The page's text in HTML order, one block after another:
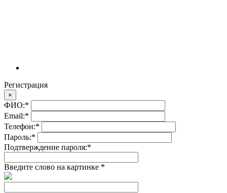
Регистрация
×
ФИО:*
Email:*
Телефон:*
Пароль:*
Подтверждение пароля:*
Введите слово на картинке *